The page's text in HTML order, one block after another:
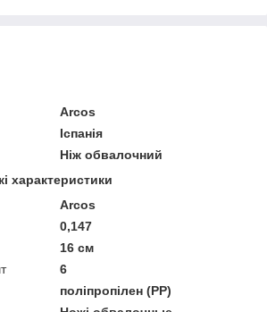
Arcos
Іспанія
Ніж обвалочний
характеристики
Arcos
0,147
16 см
6
поліпропілен (PP)